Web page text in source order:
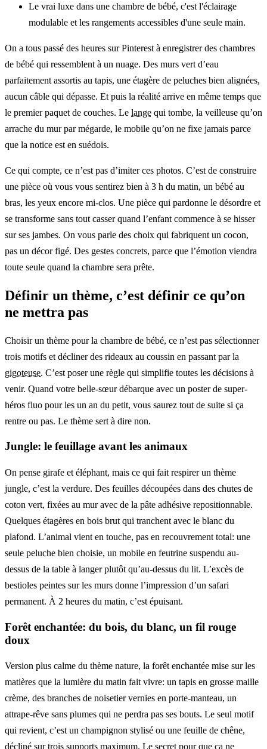
Le vrai luxe dans une chambre de bébé, c'est l'éclairage
modulable et les rangements accessibles d'une seule main.
On a tous passé des heures sur Pinterest à enregistrer des chambres
de bébé qui ressemblent à un nuage. Des murs vert d’eau
parfaitement assortis au tapis, une étagère de peluches bien alignées,
aucun câble qui dépasse. Et puis la réalité arrive en même temps que
le premier paquet de couches. Le lange qui tombe, la veilleuse qu’on
arrache du mur par mégarde, le mobile qu’on ne fixe jamais parce
que la notice est en suédois.
Ce qui compte, ce n’est pas d’imiter ces photos. C’est de construire
une pièce où vous vous sentirez bien à 3 h du matin, un bébé au
bras, les yeux encore mi-clos. Une pièce qui pardonne le désordre et
se transforme sans tout casser quand l’enfant commence à se hisser
sur ses jambes. On vous parle des choix qui fabriquent un cocon,
pas un décor figé. Des gestes concrets, parce que l’émotion viendra
toute seule quand la chambre sera prête.
Définir un thème, c’est définir ce qu’on
ne mettra pas
Choisir un thème pour la chambre de bébé, ce n’est pas sélectionner
trois motifs et décliner des rideaux au coussin en passant par la
gigoteuse. C’est poser une règle qui simplifie toutes les décisions à
venir. Quand votre belle-sœur débarque avec un poster de super-
héros fluo pour les un an du petit, vous saurez tout de suite si ça
rentre ou pas. Le thème sert à dire non.
Jungle: le feuillage avant les animaux
On pense girafe et éléphant, mais ce qui fait respirer un thème
jungle, c’est la verdure. Des feuilles découpées dans des chutes de
coton vert, fixées au mur avec de la pâte adhésive repositionnable.
Quelques étagères en bois brut qui tranchent avec le blanc du
plafond. L’animal vient en touche, pas en recouvrement total: une
seule peluche bien choisie, un mobile en feutrine suspendu au-
dessus de la table à langer plutôt qu’au-dessus du lit. L’excès de
bestioles peintes sur les murs donne l’impression d’un safari
permanent. À 2 heures du matin, c’est épuisant.
Forêt enchantée: du bois, du blanc, un fil rouge
doux
Version plus calme du thème nature, la forêt enchantée mise sur les
matières que la lumière du matin fait vivre: un tapis en grosse maille
crème, des branches de noisetier vernies en porte-manteau, un
attrape-rêve sans plumes qui ne perdra pas ses bouts. Le seul motif
qui revient, c’est un champignon stylisé ou une feuille de chêne,
décliné sur trois supports maximum. Le secret pour que ça ne